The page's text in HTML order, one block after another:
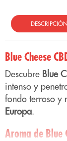
DESCRIPCIÓN
Blue Cheese
Descubre Blue
intenso y
fondo terroso y
Europa.
Aroma de Blue